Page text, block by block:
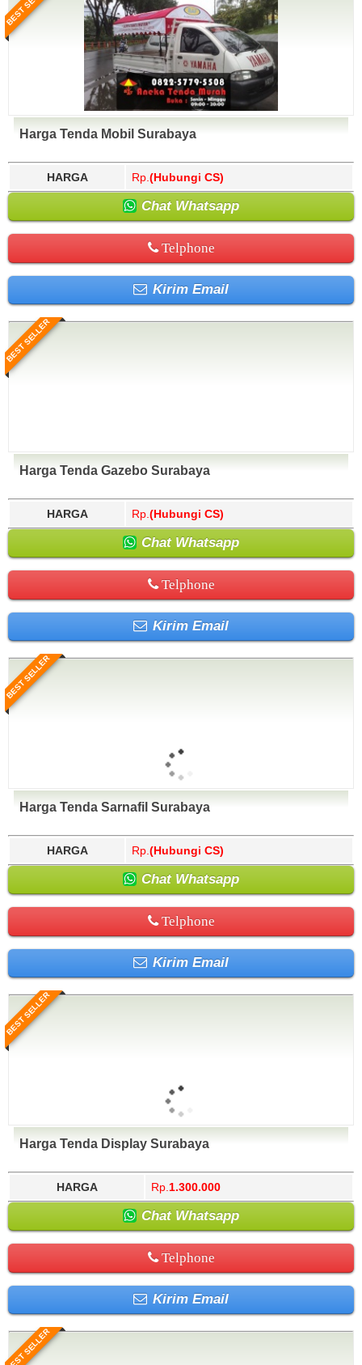
Harga Tenda Mobil Surabaya
HARGA Rp. (Hubungi CS)
Chat Whatsapp
Telphone
Kirim Email
BEST SELLER
Harga Tenda Gazebo Surabaya
HARGA Rp. (Hubungi CS)
Chat Whatsapp
Telphone
Kirim Email
BEST SELLER
Harga Tenda Sarnafil Surabaya
HARGA Rp. (Hubungi CS)
Chat Whatsapp
Telphone
Kirim Email
BEST SELLER
Harga Tenda Display Surabaya
HARGA Rp. 1.300.000
Chat Whatsapp
Telphone
Kirim Email
BEST SELLER